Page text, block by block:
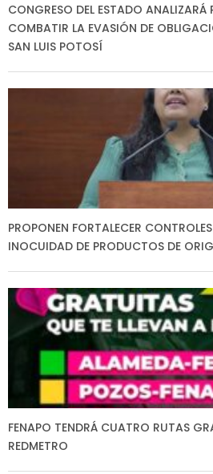
CONGRESO DEL ESTADO ANALIZARÁ
COMBATIR LA EVASIÓN DE
SAN LUIS POTOSÍ
PROPONEN FORTALECER
INOCUIDAD DE PRODUCTOS DE
FENAPO TENDRÁ CUATRO RUTAS
REDMETRO